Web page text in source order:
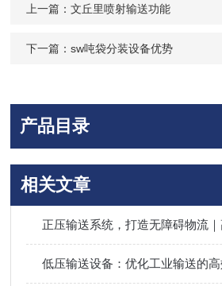
上一篇：文丘里喷射输送功能
下一篇：sw吨袋分装设备优势
产品目录
相关文章
正压输送系统，打造无障碍物流
低压输送设备：优化工业输送的